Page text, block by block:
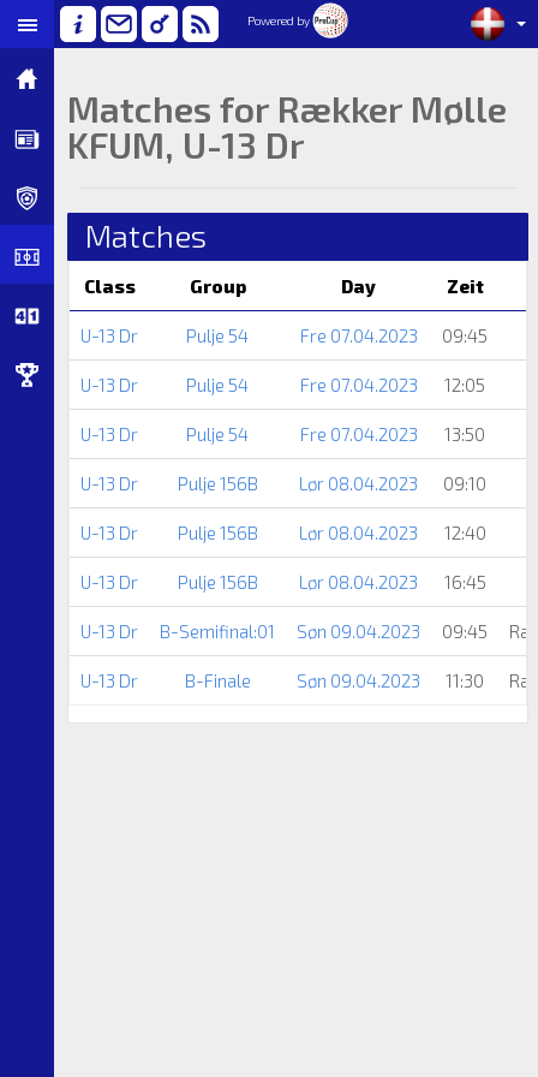
Powered by
Matches for Rækker Mølle
KFUM, U-13 Dr
Matches
Class Group Day Zeit
U-13 Dr Pulje 54 Fre 07.04.2023 09:45
U-13 Dr Pulje 54 Fre 07.04.2023 12:05
U-13 Dr Pulje 54 Fre 07.04.2023 13:50
U-13 Dr Pulje 156B Lør 08.04.2023 09:10
U-13 Dr Pulje 156B Lør 08.04.2023 12:40
U-13 Dr Pulje 156B Lør 08.04.2023 16:45
U-13 Dr B-Semifinal:01 Søn 09.04.2023 09:45
U-13 Dr B-Finale Søn 09.04.2023 11:30